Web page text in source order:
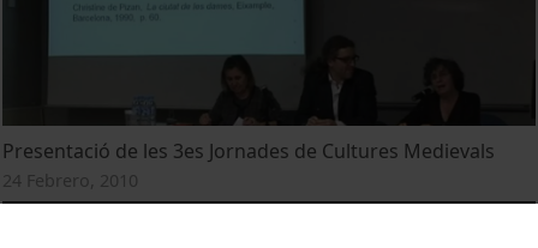
Presentació de les 3es Jornades de Cultures Medievals
24 Febrero, 2010